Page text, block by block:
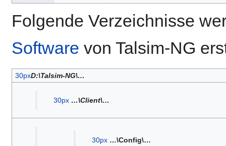
Folgende Verzeichnisse
Software von Talsim-NG
30pxD:\Talsim-NG\…
30px …\Client\…
30px …\Config\…